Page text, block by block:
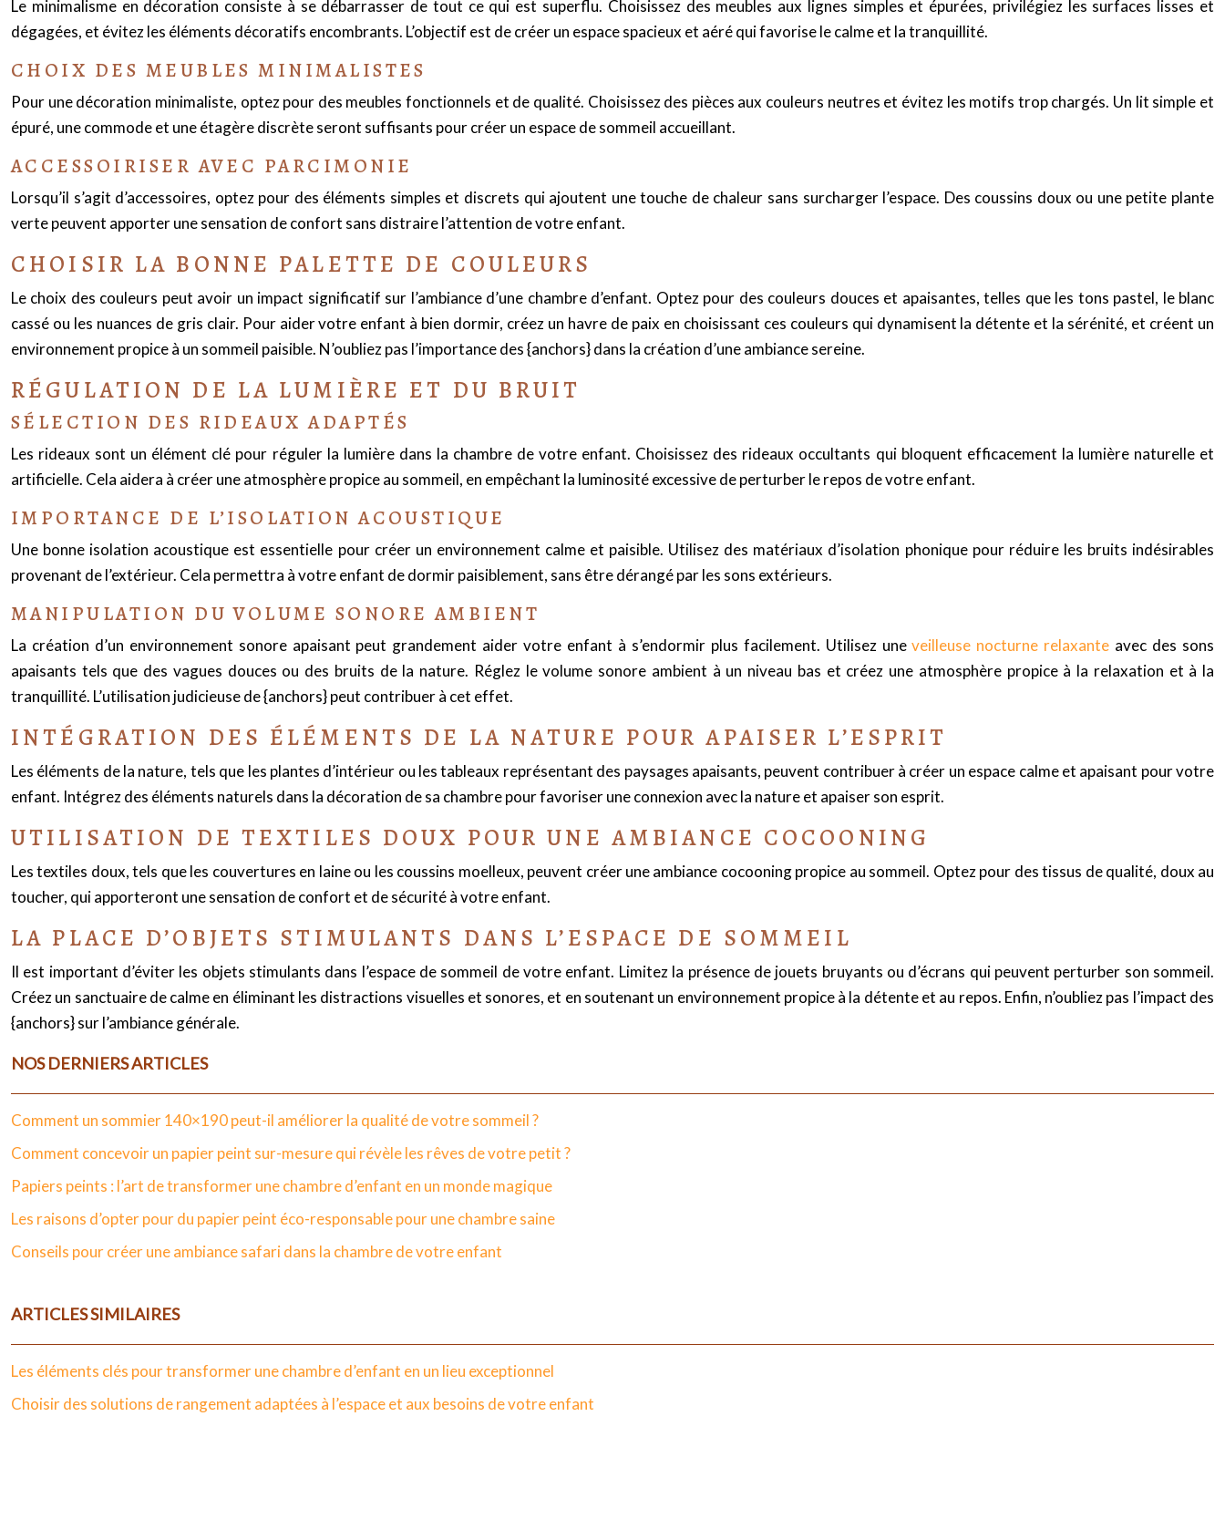
Le minimalisme en décoration consiste à se débarrasser de tout ce qui est superflu. Choisissez des meubles aux lignes simples et épurées, privilégiez les surfaces lisses et
dégagées, et évitez les éléments décoratifs encombrants. L’objectif est de créer un espace spacieux et aéré qui favorise le calme et la tranquillité.
CHOIX DES MEUBLES MINIMALISTES
Pour une décoration minimaliste, optez pour des meubles fonctionnels et de qualité. Choisissez des pièces aux couleurs neutres et évitez les motifs trop chargés. Un lit simple et
épuré, une commode et une étagère discrète seront suffisants pour créer un espace de sommeil accueillant.
ACCESSOIRISER AVEC PARCIMONIE
Lorsqu’il s’agit d’accessoires, optez pour des éléments simples et discrets qui ajoutent une touche de chaleur sans surcharger l’espace. Des coussins doux ou une petite plante
verte peuvent apporter une sensation de confort sans distraire l’attention de votre enfant.
CHOISIR LA BONNE PALETTE DE COULEURS
Le choix des couleurs peut avoir un impact significatif sur l’ambiance d’une chambre d’enfant. Optez pour des couleurs douces et apaisantes, telles que les tons pastel, le blanc
cassé ou les nuances de gris clair. Pour aider votre enfant à bien dormir, créez un havre de paix en choisissant ces couleurs qui dynamisent la détente et la sérénité, et créent un
environnement propice à un sommeil paisible. N’oubliez pas l’importance des {anchors} dans la création d’une ambiance sereine.
RÉGULATION DE LA LUMIÈRE ET DU BRUIT
SÉLECTION DES RIDEAUX ADAPTÉS
Les rideaux sont un élément clé pour réguler la lumière dans la chambre de votre enfant. Choisissez des rideaux occultants qui bloquent efficacement la lumière naturelle et
artificielle. Cela aidera à créer une atmosphère propice au sommeil, en empêchant la luminosité excessive de perturber le repos de votre enfant.
IMPORTANCE DE L’ISOLATION ACOUSTIQUE
Une bonne isolation acoustique est essentielle pour créer un environnement calme et paisible. Utilisez des matériaux d’isolation phonique pour réduire les bruits indésirables
provenant de l’extérieur. Cela permettra à votre enfant de dormir paisiblement, sans être dérangé par les sons extérieurs.
MANIPULATION DU VOLUME SONORE AMBIENT
La création d’un environnement sonore apaisant peut grandement aider votre enfant à s’endormir plus facilement. Utilisez uneveilleuse nocturne relaxante avec des sons
apaisants tels que des vagues douces ou des bruits de la nature. Réglez le volume sonore ambient à un niveau bas et créez une atmosphère propice à la relaxation et à la
tranquillité. L’utilisation judicieuse de {anchors} peut contribuer à cet effet.
INTÉGRATION DES ÉLÉMENTS DE LA NATURE POUR APAISER L’ESPRIT
Les éléments de la nature, tels que les plantes d’intérieur ou les tableaux représentant des paysages apaisants, peuvent contribuer à créer un espace calme et apaisant pour votre
enfant. Intégrez des éléments naturels dans la décoration de sa chambre pour favoriser une connexion avec la nature et apaiser son esprit.
UTILISATION DE TEXTILES DOUX POUR UNE AMBIANCE COCOONING
Les textiles doux, tels que les couvertures en laine ou les coussins moelleux, peuvent créer une ambiance cocooning propice au sommeil. Optez pour des tissus de qualité, doux au
toucher, qui apporteront une sensation de confort et de sécurité à votre enfant.
LA PLACE D’OBJETS STIMULANTS DANS L’ESPACE DE SOMMEIL
Il est important d’éviter les objets stimulants dans l’espace de sommeil de votre enfant. Limitez la présence de jouets bruyants ou d’écrans qui peuvent perturber son sommeil.
Créez un sanctuaire de calme en éliminant les distractions visuelles et sonores, et en soutenant un environnement propice à la détente et au repos. Enfin, n’oubliez pas l’impact des
{anchors} sur l’ambiance générale.
NOS DERNIERS ARTICLES
Comment un sommier 140×190 peut-il améliorer la qualité de votre sommeil ?
Comment concevoir un papier peint sur-mesure qui révèle les rêves de votre petit ?
Papiers peints : l’art de transformer une chambre d’enfant en un monde magique
Les raisons d’opter pour du papier peint éco-responsable pour une chambre saine
Conseils pour créer une ambiance safari dans la chambre de votre enfant
ARTICLES SIMILAIRES
Les éléments clés pour transformer une chambre d’enfant en un lieu exceptionnel
Choisir des solutions de rangement adaptées à l’espace et aux besoins de votre enfant